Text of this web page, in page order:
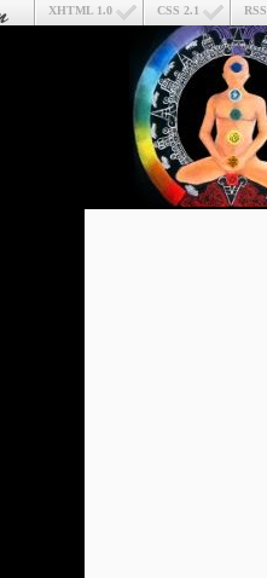
RSS
CSS 2.1
XHTML 1.0